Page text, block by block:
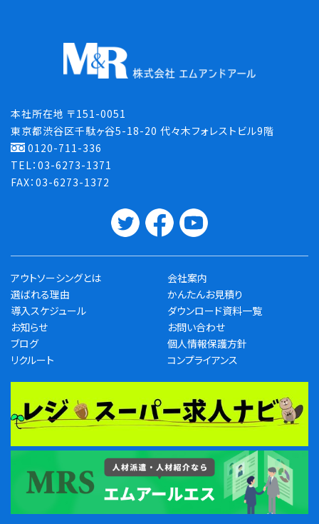
本社所在地 〒151-0051
東京都渋谷区千駄ヶ谷5-18-20 代々木フォレストビル9階
0120-711-336
TEL：03-6273-1371
FAX：03-6273-1372
アウトソーシングとは
選ばれる理由
導入スケジュール
お知らせ
ブログ
リクルート
会社案内
かんたんお見積り
ダウンロード資料一覧
お問い合わせ
個人情報保護方針
コンプライアンス